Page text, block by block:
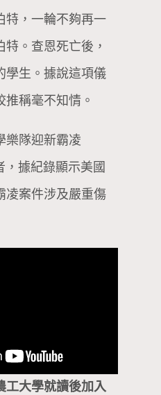
特，一輪不夠再一
。查恩死亡後，
學生。據說這項儀
稱毫不知情。
樂隊迎新霸凌
，據紀錄顯示美國
凌案件涉及嚴重傷
工大學就讀後加入